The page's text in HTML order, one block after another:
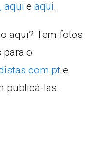
aqui e aqui.
aqui? Tem fotos
para o
e
publicá-las.